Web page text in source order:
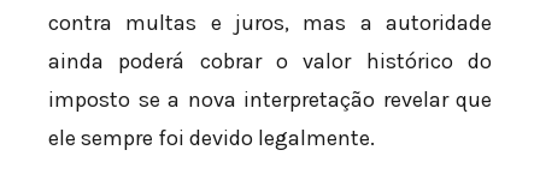
contra multas e juros, mas a autoridade
ainda poderá cobrar o valor histórico do
imposto se a nova interpretação revelar que
ele sempre foi devido legalmente.